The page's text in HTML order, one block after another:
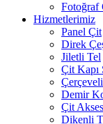
Fotoğraf
Hizmetlerimiz
Panel Çit
Direk
Jiletli Tel
Çit Kapı
Demir
Çit
Dikenli